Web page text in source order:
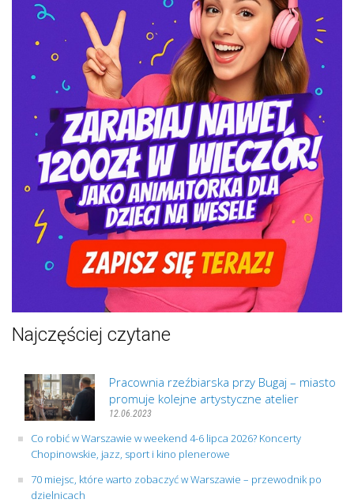
Najczęściej czytane
Pracownia rzeźbiarska przy Bugaj – miasto
promuje kolejne artystyczne atelier
12.06.2023
Co robić w Warszawie w weekend 4-6 lipca 2026? Koncerty
Chopinowskie, jazz, sport i kino plenerowe
70 miejsc, które warto zobaczyć w Warszawie – przewodnik po
dzielnicach